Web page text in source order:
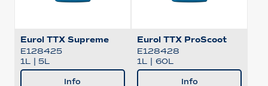
Eurol TTX Supreme
E128425
1L | 5L
Info
Eurol TTX ProScoot
E128428
1L | 60L
Info